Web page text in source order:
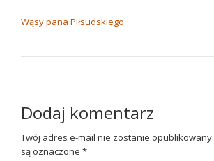
Wąsy pana Piłsudskiego
Dodaj komentarz
Twój adres e-mail nie zostanie opublikowany.
są oznaczone *